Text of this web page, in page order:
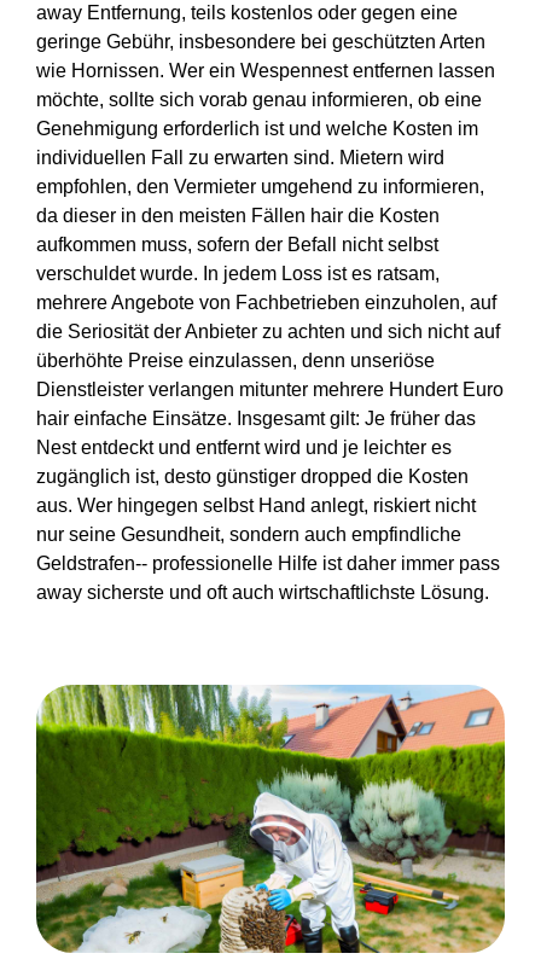
away Entfernung, teils kostenlos oder gegen eine
geringe Gebühr, insbesondere bei geschützten Arten
wie Hornissen. Wer ein Wespennest entfernen lassen
möchte, sollte sich vorab genau informieren, ob eine
Genehmigung erforderlich ist und welche Kosten im
individuellen Fall zu erwarten sind. Mietern wird
empfohlen, den Vermieter umgehend zu informieren,
da dieser in den meisten Fällen hair die Kosten
aufkommen muss, sofern der Befall nicht selbst
verschuldet wurde. In jedem Loss ist es ratsam,
mehrere Angebote von Fachbetrieben einzuholen, auf
die Seriosität der Anbieter zu achten und sich nicht auf
überhöhte Preise einzulassen, denn unseriöse
Dienstleister verlangen mitunter mehrere Hundert Euro
hair einfache Einsätze. Insgesamt gilt: Je früher das
Nest entdeckt und entfernt wird und je leichter es
zugänglich ist, desto günstiger dropped die Kosten
aus. Wer hingegen selbst Hand anlegt, riskiert nicht
nur seine Gesundheit, sondern auch empfindliche
Geldstrafen-- professionelle Hilfe ist daher immer pass
away sicherste und oft auch wirtschaftlichste Lösung.